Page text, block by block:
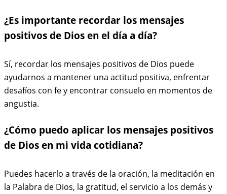
¿Es importante recordar los mensajes
positivos de Dios en el día a día?
Sí, recordar los mensajes positivos de Dios puede
ayudarnos a mantener una actitud positiva, enfrentar
desafíos con fe y encontrar consuelo en momentos de
angustia.
¿Cómo puedo aplicar los mensajes positivos
de Dios en mi vida cotidiana?
Puedes hacerlo a través de la oración, la meditación en
la Palabra de Dios, la gratitud, el servicio a los demás y